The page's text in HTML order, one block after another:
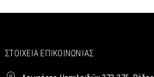
ΣΤΟΙΧΕΊΑ ΕΠΙΚΟΙΝΩΝΊΑΣ